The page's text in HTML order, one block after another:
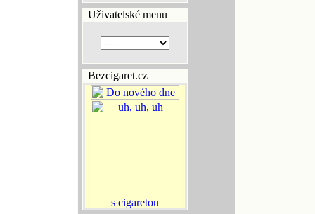
Uživatelské menu
Bezcigaret.cz